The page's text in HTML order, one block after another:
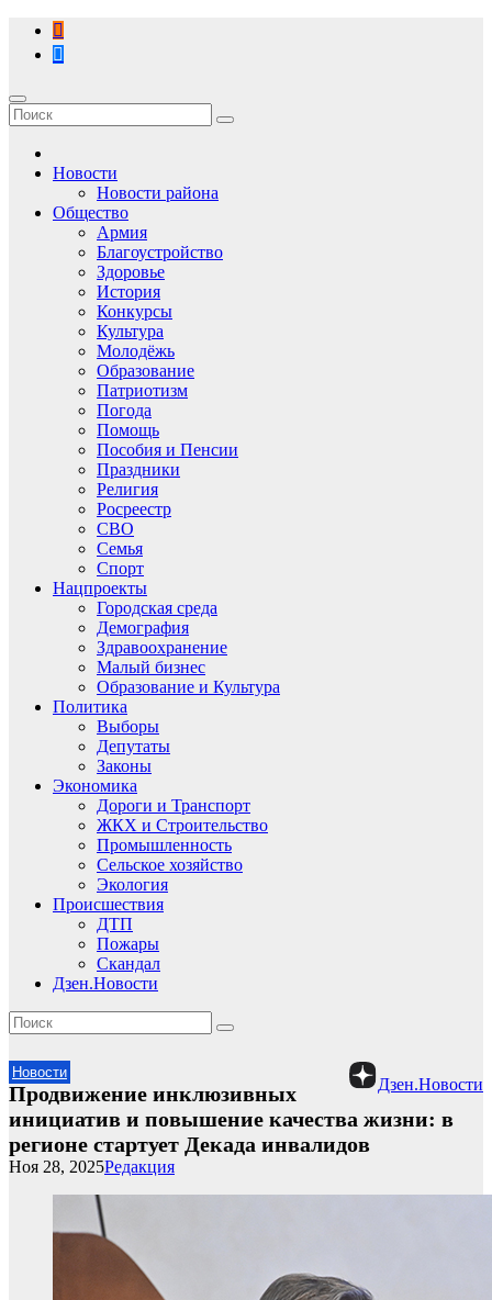
Перейти
содержимому
Новости
Новости района
Общество
Армия
Благоустройство
Здоровье
История
Конкурсы
Культура
Молодёжь
Образование
Патриотизм
Погода
Помощь
Пособия и Пенсии
Праздники
Религия
Росреестр
СВО
Семья
Спорт
Нацпроекты
Городская среда
Демография
Здравоохранение
Малый бизнес
Образование и Культура
Политика
Выборы
Депутаты
Законы
Экономика
Дороги и Транспорт
ЖКХ и Строительство
Промышленность
Сельское хозяйство
Экология
Происшествия
ДТП
Пожары
Скандал
Дзен.Новости
Новости
Дзен.Новости
Продвижение инклюзивных
инициатив и повышение качества жизни: в
регионе стартует Декада инвалидов
Редакция
Ноя 28, 2025